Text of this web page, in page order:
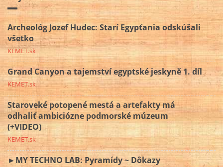
Archeológ Jozef Hudec: Starí Egypťania odskúšali
všetko
KEMET.sk
Grand Canyon a tajemství egyptské jeskyně 1. díl
KEMET.sk
Staroveké potopené mestá a artefakty má
odhaliť ambiciózne podmorské múzeum
(+VIDEO)
KEMET.sk
►MY TECHNO LAB: Pyramídy ~ Dôkazy